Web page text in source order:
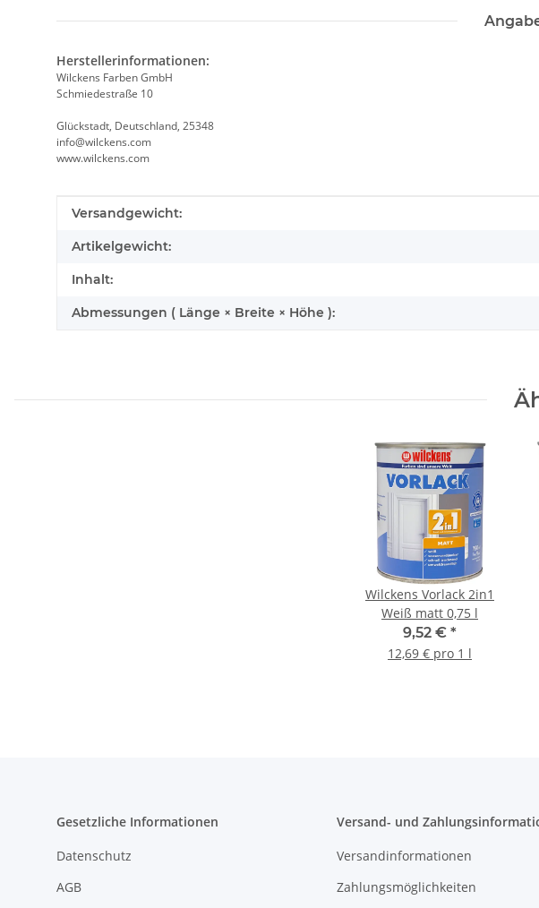
Herstellerinformationen:
Wilckens Farben GmbH
Schmiedestraße 10
Glückstadt, Deutschland, 25348
info@wilckens.com
www.wilckens.com
Produkteigenschaft
Wert
Versandgewicht:
Artikelgewicht:
Inhalt:
Abmessungen ( Länge × Breite × Höhe ):
Wilckens Vorlack 2in1
Weiß matt 0,75 l
9,52 € *
12,69 € pro 1 l
Gesetzliche Informationen
Datenschutz
AGB
Versand- und
Versandinformationen
Zahlungsmöglichkeiten